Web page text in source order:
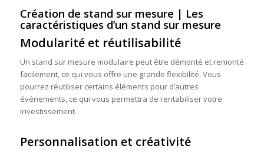
Création de stand sur mesure | Les
caractéristiques d’un stand sur mesure
Modularité et réutilisabilité
Un stand sur mesure modulaire peut être démonté et remonté
facilement, ce qui vous offre une grande flexibilité. Vous
pourrez réutiliser certains éléments pour d’autres
événements, ce qui vous permettra de rentabiliser votre
investissement.
Personnalisation et créativité